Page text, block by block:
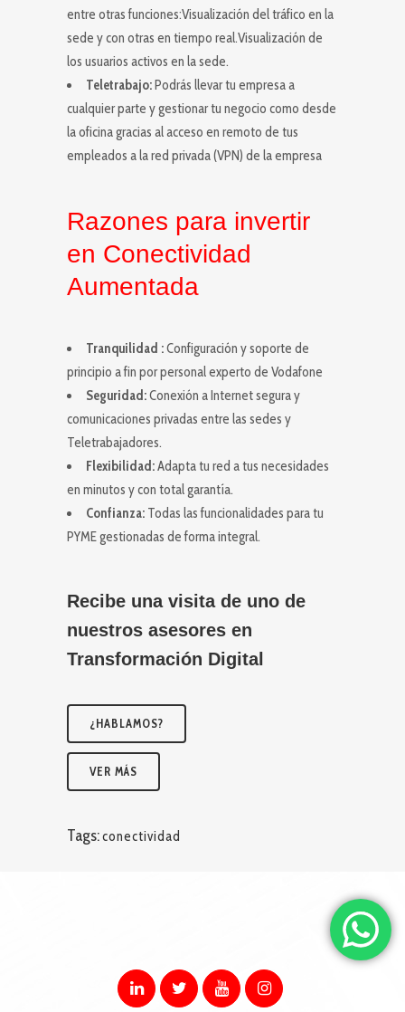
entre otras funciones:Visualización del tráfico en la
sede y con otras en tiempo real.Visualización de
los usuarios activos en la sede.
Teletrabajo:Podrás llevar tu empresa a
cualquier parte y gestionar tu negocio como desde
la oficina gracias al acceso en remoto de tus
empleados a la red privada (VPN) de la empresa
Razones para invertir
en Conectividad
Aumentada
Tranquilidad :Configuración y soporte de
principio a fin por personal experto de Vodafone
Seguridad:Conexión a Internet segura y
comunicaciones privadas entre las sedes y
Teletrabajadores.
Flexibilidad:Adapta tu red a tus necesidades
en minutos y con total garantía.
Confianza: Todas las funcionalidades para tu
PYME gestionadas de forma integral.
Recibe una visita de uno de
nuestros asesores en
Transformación Digital
¿HABLAMOS?
VER MÁS
Tags:conectividad